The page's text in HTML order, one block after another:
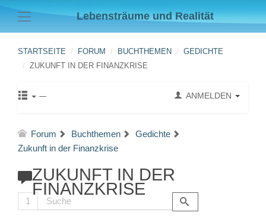
Lebensträume und Realität
STARTSEITE FORUM BUCHTHEMEN
GEDICHTE
ZUKUNFT IN DER FINANZKRISE
ANMELDEN
Forum Buchthemen
Gedichte
Zukunft in der Finanzkrise
ZUKUNFT IN DER
FINANZKRISE
1